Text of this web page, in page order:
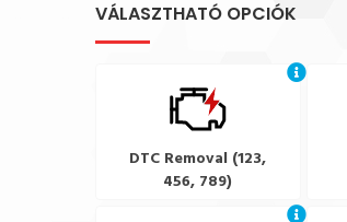
VÁLASZTHATÓ OPCIÓK
DTC Removal (123,
456, 789)